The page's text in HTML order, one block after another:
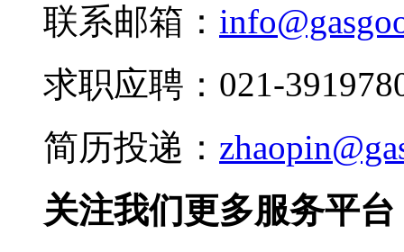
联系邮箱：
求职应聘：021-
简历投递：
关注我们更多服务平台